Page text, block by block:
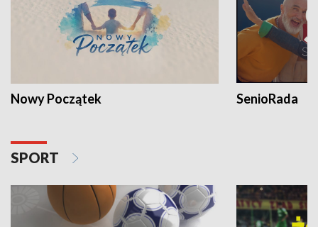
Nowy Początek SenioRada
SPORT